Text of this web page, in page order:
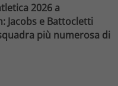
2026 a
Jacobs e Battocletti
più numerosa di